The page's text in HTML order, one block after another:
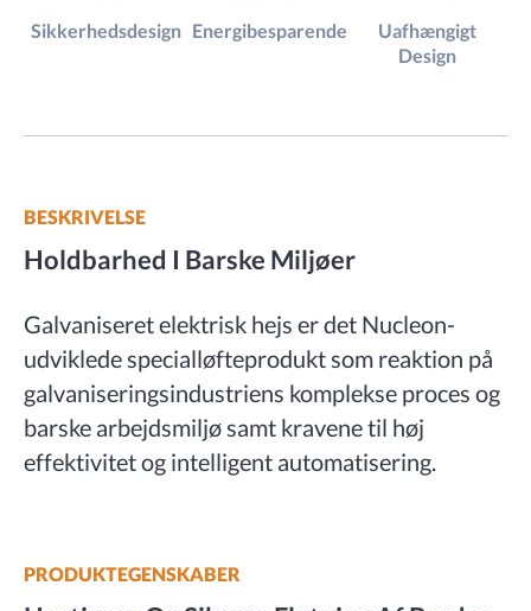
Sikkerhedsdesign Energibesparende
Uafhængigt
Design
BESKRIVELSE
Holdbarhed I Barske Miljøer
Galvaniseret elektrisk hejs er det Nucleon-
udviklede specialløfteprodukt som reaktion på
galvaniseringsindustriens komplekse proces og
barske arbejdsmiljø samt kravene til høj
effektivitet og intelligent automatisering.
PRODUKTEGENSKABER